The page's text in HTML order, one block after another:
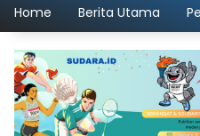
Home Berita Utama